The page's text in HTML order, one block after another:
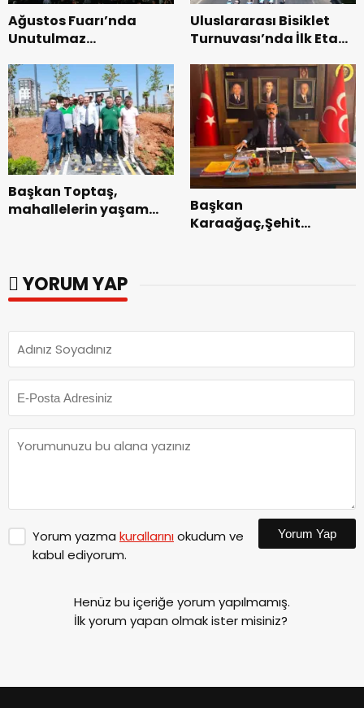
Ağustos Fuarı’nda
Unutulmaz
Uluslararası Bisiklet
Turnuvası’nda İlk Etap
Tamamlandı.
Başkan Toptaş,
mahallelerin yaşam
Başkan
Karaağaç,Şehit
YORUM YAP
Yorum yazma kurallarınıokudum ve
kabul ediyorum.
Yorum Yap
Henüz bu içeriğe yorum yapılmamış.
İlk yorum yapan olmak ister misiniz?